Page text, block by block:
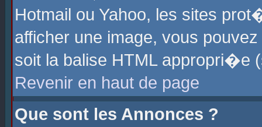
Hotmail ou Yahoo, les sites
afficher une image, vous
soit la balise HTML
Revenir en haut de page
Que sont les Annonces ?